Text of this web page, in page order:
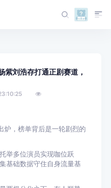
紫刘浩存打通正剧赛道，
炉，榜单背后是一轮剧烈的
举多位演员实现咖位跃
基础数据守住自身流量基